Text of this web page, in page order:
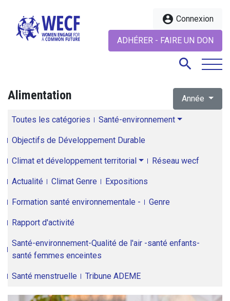
account_circle Connexion
ADHÉRER - FAIRE UN DON
search
Alimentation Année
Toutes les catégories Santé-environnement
Objectifs de Développement Durable
Climat et développement territorial Réseau wecf
Actualité Climat Genre Expositions
Formation santé environnementale - Genre
Rapport d'activité
Santé-environnement-Qualité de l'air -santé enfants-
santé femmes enceintes
Santé menstruelle Tribune ADEME